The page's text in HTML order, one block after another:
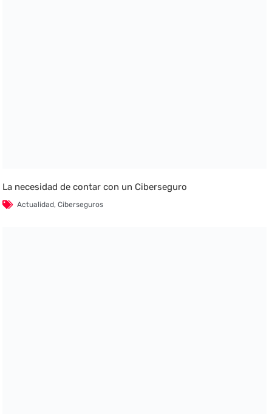
La necesidad de contar con un Ciberseguro
Actualidad,Ciberseguros